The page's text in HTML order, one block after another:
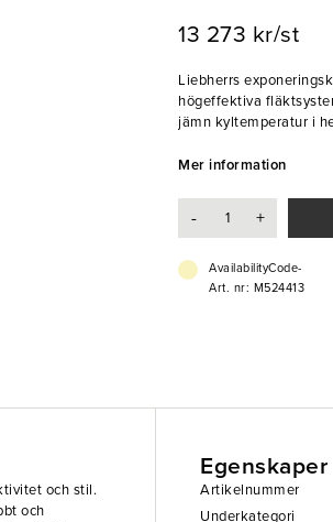
13 273 kr/st
Liebherrs
högeffektiva
jämn kyltemperatur i
och driftskostnader.
innertemperatur, och
catering, där höga
- Effekt 160 W
- dB(A): 52
Mer information
- +
AvailabilityCode-
Art. nr: M524413
och stil.
och
Egenskaper
Artikelnummer
Underkategori